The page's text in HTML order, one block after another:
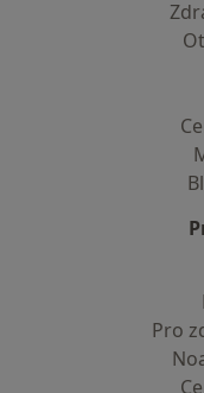
Pro